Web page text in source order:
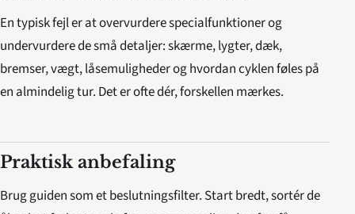
En typisk fejl er at overvurdere specialfunktioner og
undervurdere de små detaljer: skærme, lygter, dæk,
bremser, vægt, låsemuligheder og hvordan cyklen føles på
en almindelig tur. Det er ofte dér, forskellen mærkes.
Praktisk anbefaling
Brug guiden som et beslutningsfilter. Start bredt, sortér de